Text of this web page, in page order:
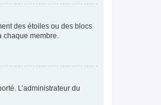
des étoiles ou des blocs
chaque membre.
L’administrateur du